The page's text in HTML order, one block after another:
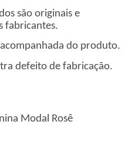
são originais e
fabricantes.
do produto.
defeito de fabricação.
Modal Rosê
2278